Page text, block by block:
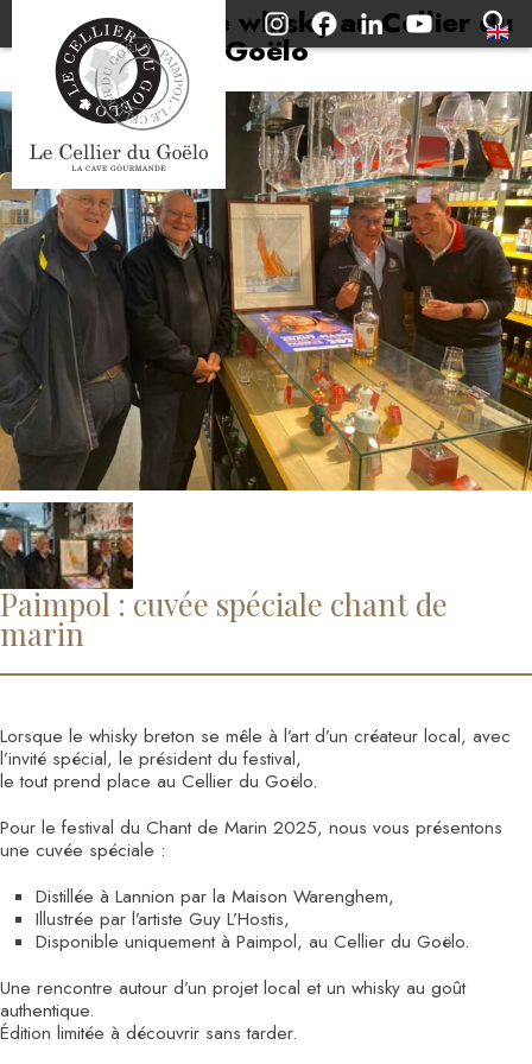
Dégustation de whisky au Cellier du
Goëlo
Paimpol : cuvée spéciale chant de
marin
Lorsque le whisky breton se mêle à l’art d’un créateur local, avec
l’invité spécial, le président du festival,
le tout prend place au Cellier du Goëlo.
Pour le festival du Chant de Marin 2025, nous vous présentons
une cuvée spéciale :
Distillée à Lannion par la Maison Warenghem,
Illustrée par l’artiste Guy L’Hostis,
Disponible uniquement à Paimpol, au Cellier du Goëlo.
Une rencontre autour d’un projet local et un whisky au goût
authentique.
Édition limitée à découvrir sans tarder.